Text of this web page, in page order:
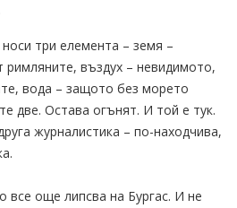
три елемента – земя –
въздух – невидимото,
вода – защото без морето
две. Остава огънят. И той е тук.
журналистика – по-находчива,
все още липсва на Бургас. И не